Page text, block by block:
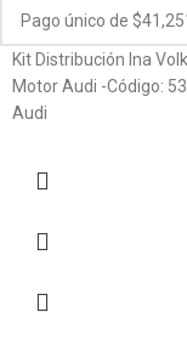
Kit Distribución Ina
Motor Audi -Código:
Audi